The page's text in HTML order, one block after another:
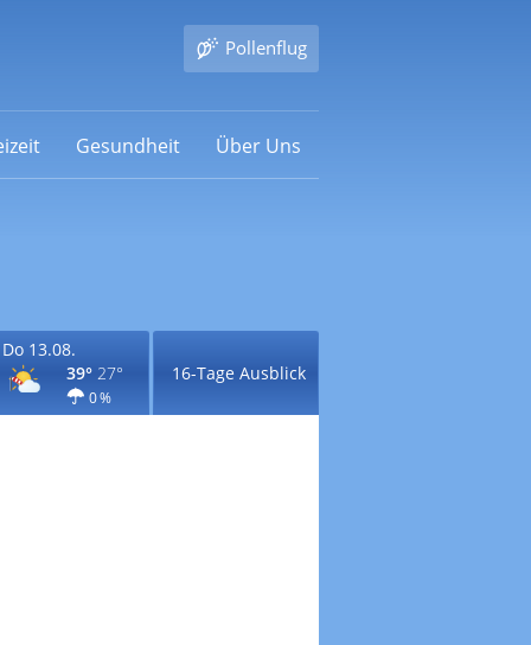
Pollenflug
Gesundheit Über Uns
Do 13.08.
39° 27°
0 %
16-Tage Ausblick